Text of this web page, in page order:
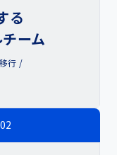
る
ーム
行 /